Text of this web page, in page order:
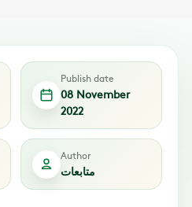
Publish date
08 November
2022
Author
متابعات